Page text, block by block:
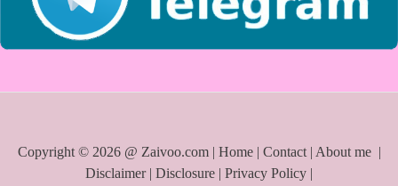
Copyright © 2026 @ Zaivoo.com | Home| Contact| About me |
Disclaimer| Disclosure | Privacy Policy |